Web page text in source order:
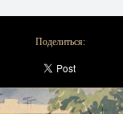
Поделиться: